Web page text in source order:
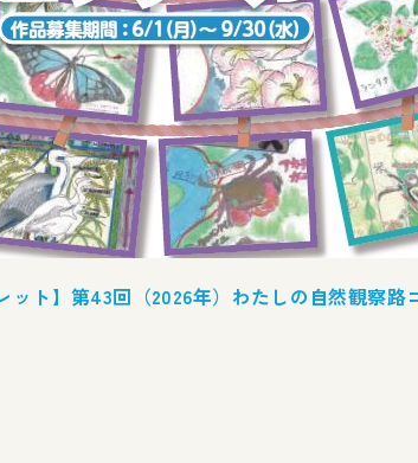
ット】第43回（2026年）わたしの自然観察路